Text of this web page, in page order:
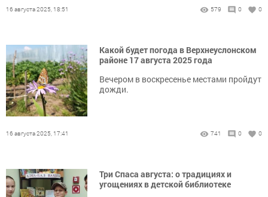
16 августа 2025, 18:51 579 0 0
Какой будет погода в Верхнеуслонском
районе 17 августа 2025 года
Вечером в воскресенье местами пройдут
дожди.
16 августа 2025, 17:41 741 0 0
Три Спаса августа: о традициях и
угощениях в детской библиотеке